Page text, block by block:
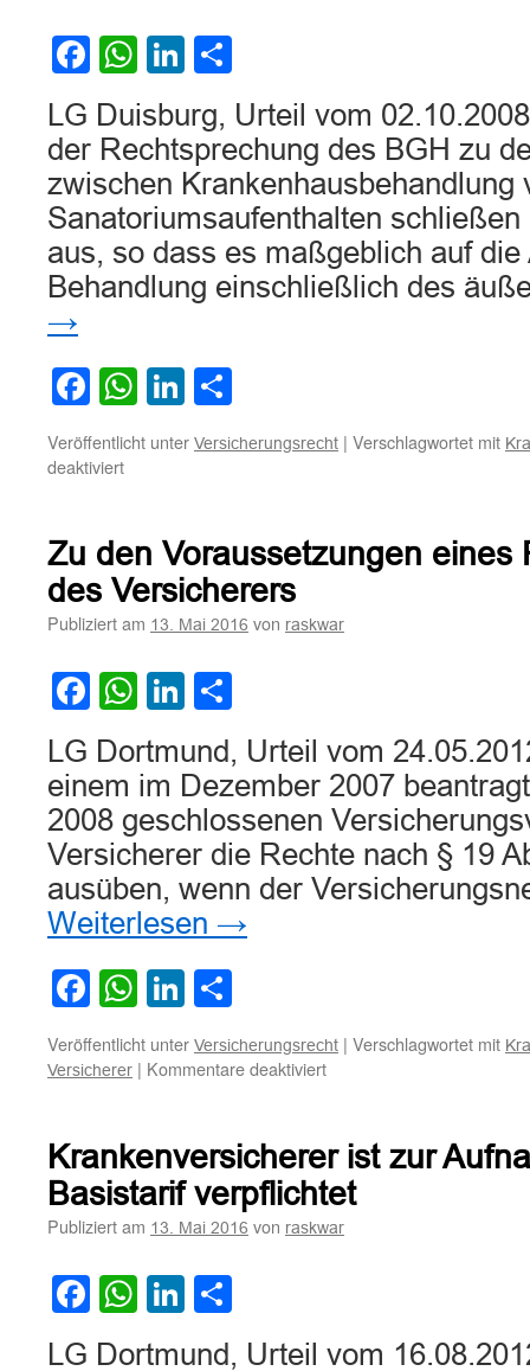
Fertilisations-
Behandlung
Facebook
WhatsApp
LinkedIn
LG Duisburg, Urteil vom
der Rechtsprechung des BGH zu
zwischen Krankenhausbehandlung
Sanatoriumsaufenthalten
aus, so dass es maßgeblich auf
Behandlung einschließlich des
→
Facebook
WhatsApp
LinkedIn
Veröffentlicht unter Versicherungsrecht | Verschlagwortet mit
deaktiviertfür
Leistungszusage
durch
die
Krankenversicherung
Zu den Voraussetzungen eines
des Versicherers
Publiziert am 13. Mai 2016 von raskwar
Facebook
WhatsApp
LinkedIn
LG Dortmund, Urteil vom
einem im Dezember 2007
2008 geschlossenen
Versicherer die Rechte nach § 19
ausüben, wenn der
Weiterlesen →
Facebook
WhatsApp
LinkedIn
Veröffentlicht unter Versicherungsrecht | Verschlagwortet mit
Versicherer | Kommentare deaktiviertfür
Voraussetzungen
eines
Rücktrittsrechts
des
Versicherers
Krankenversicherer ist zur
Basistarif verpflichtet
Publiziert am 13. Mai 2016 von raskwar
Facebook
WhatsApp
LinkedIn
LG Dortmund, Urteil vom